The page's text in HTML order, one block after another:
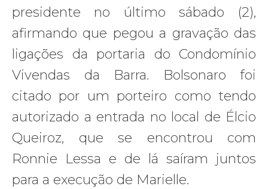
presidente no último sábado (2),
afirmando que pegou a gravação das
ligações da portaria do Condomínio
Vivendas da Barra. Bolsonaro foi
citado por um porteiro como tendo
autorizado a entrada no local de Élcio
Queiroz, que se encontrou com
Ronnie Lessa e de lá saíram juntos
para a execução de Marielle.